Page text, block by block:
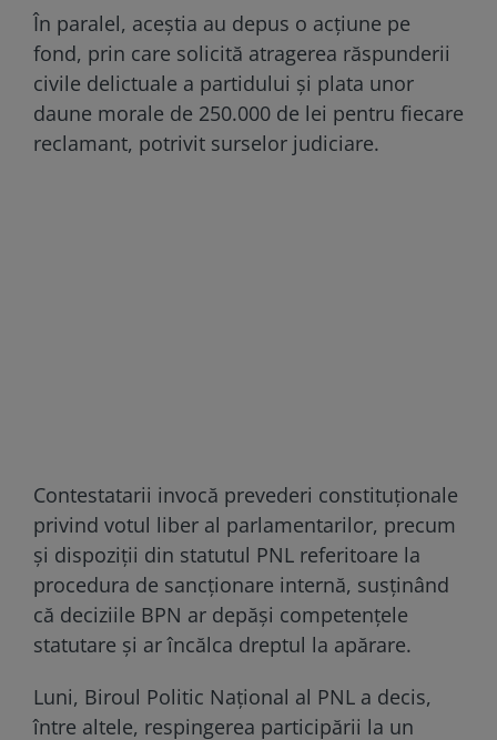
În paralel, aceștia au depus o acțiune pe
fond, prin care solicită atragerea răspunderii
civile delictuale a partidului și plata unor
daune morale de 250.000 de lei pentru fiecare
reclamant, potrivit surselor judiciare.
Contestatarii invocă prevederi constituționale
privind votul liber al parlamentarilor, precum
și dispoziții din statutul PNL referitoare la
procedura de sancționare internă, susținând
că deciziile BPN ar depăși competențele
statutare și ar încălca dreptul la apărare.
Luni, Biroul Politic Național al PNL a decis,
între altele, respingerea participării la un